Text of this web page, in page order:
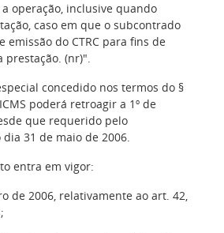
operação, inclusive quando
caso em que o subcontrado
emissão do CTRC para fins de
prestação. (nr)".
concedido nos termos do §
poderá retroagir a 1º de
que requerido pelo
31 de maio de 2006.
entra em vigor:
de 2006, relativamente ao art. 42,